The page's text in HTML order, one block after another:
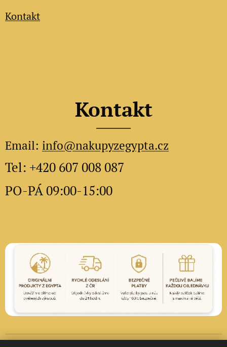
Kontakt
Kontakt
Email: info@nakupyzegypta.cz
Tel: +420 607 008 087
PO-PÁ 09:00-15:00